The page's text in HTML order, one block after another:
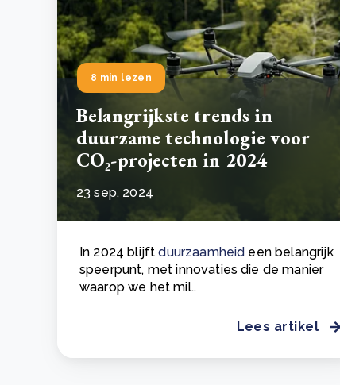
8 min lezen
Belangrijkste trends in
duurzame technologie voor
CO₂-projecten in 2024
23 sep, 2024
In 2024 blijftduurzaamheid een belangrijk
speerpunt, met innovaties die de manier
waarop we het mil..
Lees artikel